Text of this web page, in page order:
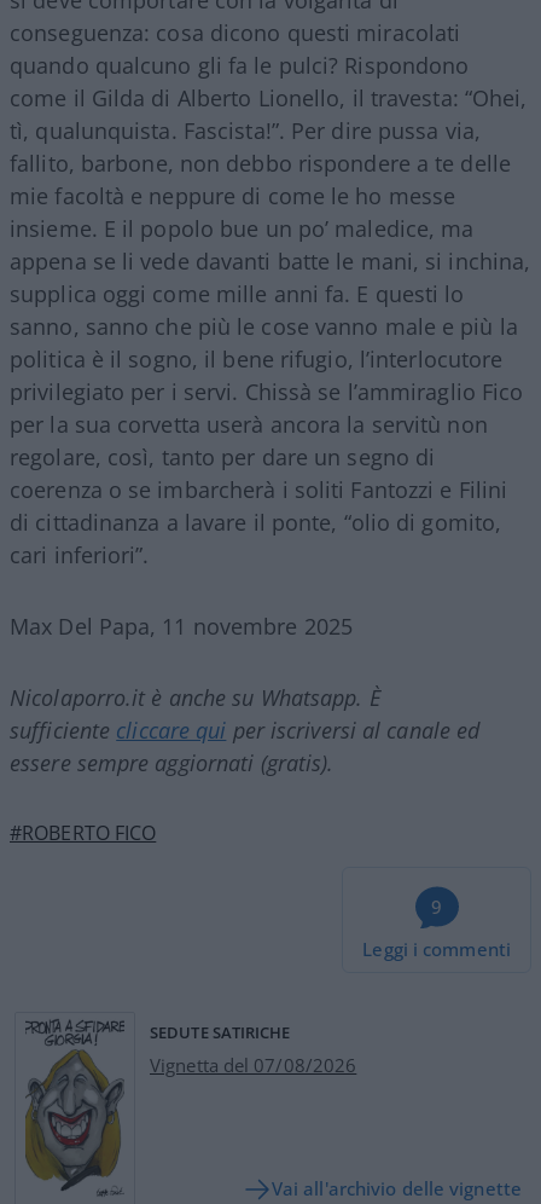
conseguenza: cosa dicono questi miracolati
quando qualcuno gli fa le pulci? Rispondono
come il Gilda di Alberto Lionello, il travesta: “Ohei,
tì, qualunquista. Fascista!”. Per dire pussa via,
fallito, barbone, non debbo rispondere a te delle
mie facoltà e neppure di come le ho messe
insieme. E il popolo bue un po’ maledice, ma
appena se li vede davanti batte le mani, si inchina,
supplica oggi come mille anni fa. E questi lo
sanno, sanno che più le cose vanno male e più la
politica è il sogno, il bene rifugio, l’interlocutore
privilegiato per i servi. Chissà se l’ammiraglio Fico
per la sua corvetta userà ancora la servitù non
regolare, così, tanto per dare un segno di
coerenza o se imbarcherà i soliti Fantozzi e Filini
di cittadinanza a lavare il ponte, “olio di gomito,
cari inferiori”.
Max Del Papa, 11 novembre 2025
Nicolaporro.it è anche su Whatsapp. È
sufficiente cliccare qui per iscriversi al canale ed
essere sempre aggiornati (gratis).
#ROBERTO FICO
9
Leggi i commenti
SEDUTE SATIRICHE
Vignetta del 07/08/2026
Vai all'archivio delle vignette